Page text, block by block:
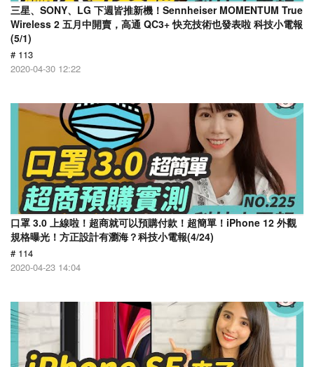
三星、SONY、LG 下週皆推新機！Sennheiser MOMENTUM True
Wireless 2 五月中開賣，高通 QC3+ 快充技術也發表啦 科技小電報
(5/1)
# 113
2020-04-30 12:22
口罩 3.0 上線啦！超商就可以預購付款！超簡單！iPhone 12 外觀
規格曝光！方正設計有瀏海？科技小電報(4/24)
# 114
2020-04-23 14:04